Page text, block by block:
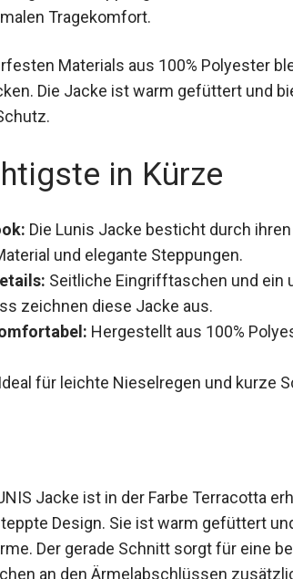
Tragekomfort.
Materials aus 100% Polyester
Die Jacke ist warm gefüttert und
in Kürze
Die Lunis Jacke besticht durch
und elegante Steppungen.
Seitliche Eingrifftaschen und ein
zeichnen diese Jacke aus.
Hergestellt aus 100%
Ideal für leichte Nieselregen und kurze
Jacke ist in der Farbe Terracotta
Design. Sie ist warm gefüttert
Der gerade Schnitt sorgt für eine
an den Ärmelabschlüssen